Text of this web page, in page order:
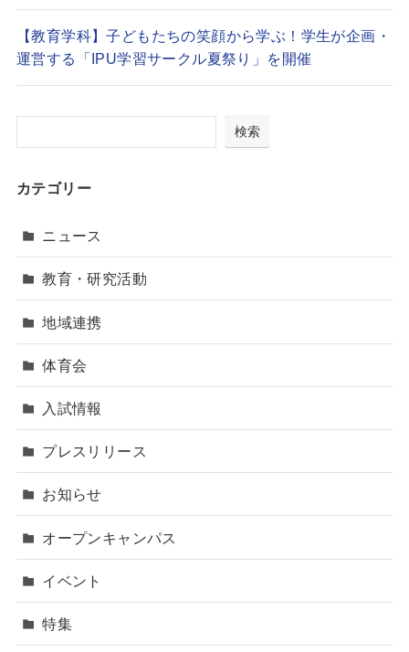
【教育学科】子どもたちの笑顔から学ぶ！学生が企画・
運営する「IPU学習サークル夏祭り」を開催
検索
カテゴリー
ニュース
教育・研究活動
地域連携
体育会
入試情報
プレスリリース
お知らせ
オープンキャンパス
イベント
特集